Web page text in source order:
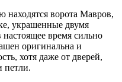
находятся ворота Мавров,
украшенные двумя
время сильно
оригинальна и
хотя даже от дверей,
петли.